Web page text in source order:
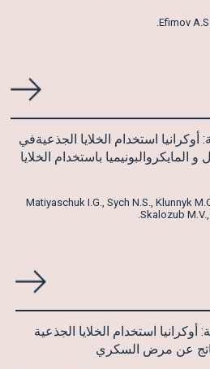
Efimov
: 117263 الدولة: أوكرانيا استخدام الخلايا الجذعيةفي
باستخدام الخلايا
Matiyaschuk I.G., Sych N.S., Klunnyk
Skalozub
120004 الدولة: أوكرانيا استخدام الخلايا الجذعية
عن مرض السكري